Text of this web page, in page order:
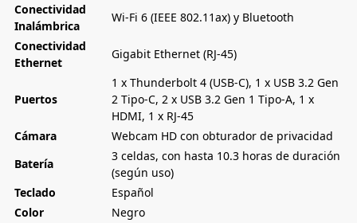
Conectividad
Inalámbrica
Wi-Fi 6 (IEEE 802.11ax) y Bluetooth
Conectividad
Ethernet
Gigabit Ethernet (RJ-45)
Puertos
1 x Thunderbolt 4 (USB-C), 1 x USB 3.2 Gen
2 Tipo-C, 2 x USB 3.2 Gen 1 Tipo-A, 1 x
HDMI, 1 x RJ-45
Cámara
Webcam HD con obturador de privacidad
Batería
3 celdas, con hasta 10.3 horas de duración
(según uso)
Teclado
Español
Color
Negro